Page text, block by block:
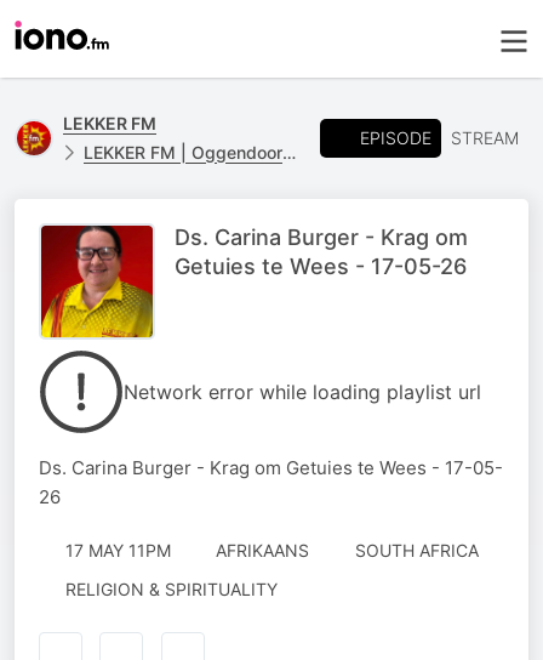
LEKKER FM
LEKKER FM | Oggendoordenkings
EPISODE STREAM
Ds. Carina Burger - Krag om
Getuies te Wees - 17-05-26
Network error while loading playlist url
Ds. Carina Burger - Krag om Getuies te Wees - 17-05-
26
17 MAY 11PM AFRIKAANS
SOUTH AFRICA
RELIGION & SPIRITUALITY